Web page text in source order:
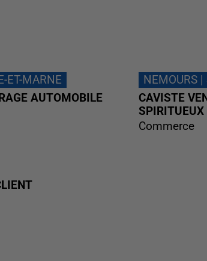
ET-MARNE
AUTOMOBILE
NEMOURS |
CAVISTE
Commerce